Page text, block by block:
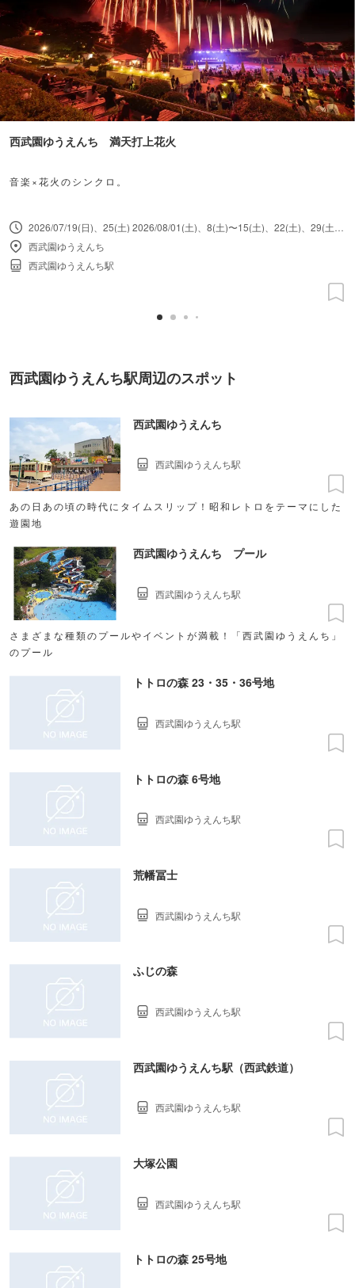
西武園ゆうえんち 満天打上花火
音楽×花火のシンクロ。
2026/07/19(日)、25(土) 2026/08/01(土)、8(土)〜15(土)、22(土)、29(土) 2026/09/19(土)〜23(水・祝)
西武園ゆうえんち
西武園ゆうえんち駅
西武園ゆうえんち駅周辺のスポット
西武園ゆうえんち
あの日あの頃の時代にタイムスリップ！昭和レトロをテーマにした
遊園地
西武園ゆうえんち駅
西武園ゆうえんち プール
さまざまな種類のプールやイベントが満載！「西武園ゆうえんち」
のプール
西武園ゆうえんち駅
トトロの森 23・35・36号地
西武園ゆうえんち駅
トトロの森 6号地
西武園ゆうえんち駅
荒幡冨士
西武園ゆうえんち駅
ふじの森
西武園ゆうえんち駅
西武園ゆうえんち駅（西武鉄道）
西武園ゆうえんち駅
大塚公園
西武園ゆうえんち駅
トトロの森 25号地